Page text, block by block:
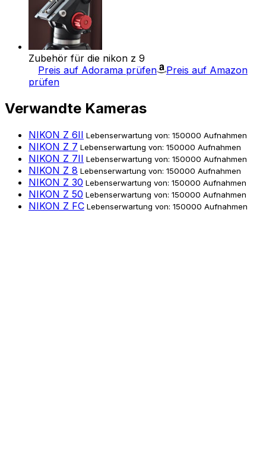
Zubehör für die nikon z 9
Preis auf Adorama prüfen
Preis auf Amazon
prüfen
Verwandte Kameras
NIKON Z 6II Lebenserwartung von: 150000 Aufnahmen
NIKON Z 7 Lebenserwartung von: 150000 Aufnahmen
NIKON Z 7II Lebenserwartung von: 150000 Aufnahmen
NIKON Z 8 Lebenserwartung von: 150000 Aufnahmen
NIKON Z 30 Lebenserwartung von: 150000 Aufnahmen
NIKON Z 50 Lebenserwartung von: 150000 Aufnahmen
NIKON Z FC Lebenserwartung von: 150000 Aufnahmen